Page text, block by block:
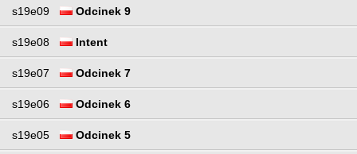
s19e09 Odcinek 9
s19e08 Intent
s19e07 Odcinek 7
s19e06 Odcinek 6
s19e05 Odcinek 5